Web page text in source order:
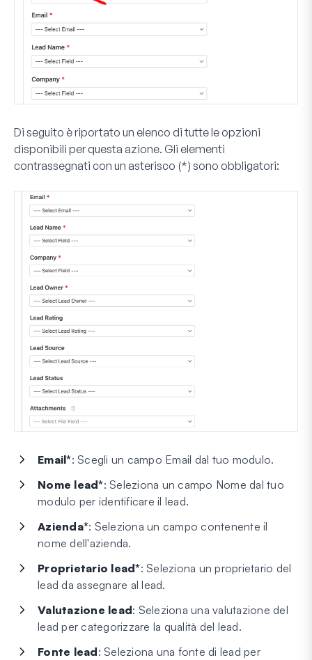
Di seguito è riportato un elenco di tutte le opzioni
disponibili per questa azione. Gli elementi
contrassegnati con un asterisco (*) sono obbligatori:
Email*: Scegli un campo Email dal tuo modulo.
Nome lead*: Seleziona un campo Nome dal tuo
modulo per identificare il lead.
Azienda*: Seleziona un campo contenente il
nome dell'azienda.
Proprietario lead*: Seleziona un proprietario del
lead da assegnare al lead.
Valutazione lead: Seleziona una valutazione del
lead per categorizzare la qualità del lead.
Fonte lead: Seleziona una fonte di lead per